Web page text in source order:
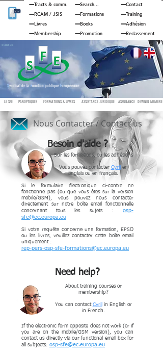
Tracts & comm.
RCAM / JSIS
Livres
Membership
Search...
Formations
Books
Promotion
Contact
Training
Adhésion
Reclassement
© JOUAN Cyril
Syndicat de laFonction publique Européenne
LE SFE PANOPTIQUES FORMATIONS & LIVRES ASSISTANCE JURIDIQUE ASSURANCE DEVENIR MEMBRE
Nous Contacter / Contact us
Besoin d'aide ?
Sur les formations, ou les adhésions
?
Vous pouvez contacter Cyril en
anglais ou en français.
Si le formulaire électronique ci-contre ne
fonctionne pas (ou que vous êtes sur la version
mobile/GSM), vous pouvez nous contacter
directement sur notre boîte email fonctionnelle
concernant tous les sujets : osp-
sfe@ec.europa.eu
Si votre requête concerne une formation, EPSO
ou les livres, veuillez contacter cette boîte email
uniquement :
rep-pers-osp-sfe-formations@ec.europa.eu
Need help?
About training courses or
membership?
You can contact Cyril in English or
in French.
If the electronic form opposite does not work (or if
you are on the mobile/GSM version), you can
contact us directly via our functional email box for
all subjects: osp-sfe@ec.europa.eu